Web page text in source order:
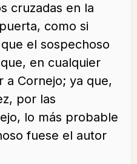
cruzadas en la
como si
el sospechoso
en cualquier
a Cornejo; ya que,
por las
lo más probable
fuese el autor